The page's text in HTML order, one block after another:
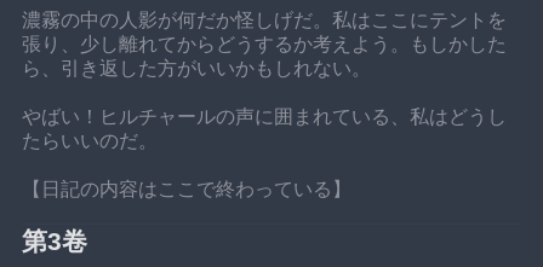
濃霧の中の人影が何だか怪しげだ。私はここにテントを
張り、少し離れてからどうするか考えよう。もしかした
ら、引き返した方がいいかもしれない。
やばい！ヒルチャールの声に囲まれている、私はどうし
たらいいのだ。
【日記の内容はここで終わっている】
第3卷